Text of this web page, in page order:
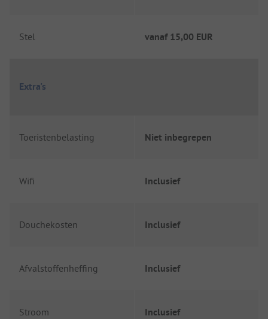
Stel vanaf 15,00 EUR
Extra's
Toeristenbelasting Niet inbegrepen
Wifi Inclusief
Douchekosten Inclusief
Afvalstoffenheffing Inclusief
Stroom Inclusief